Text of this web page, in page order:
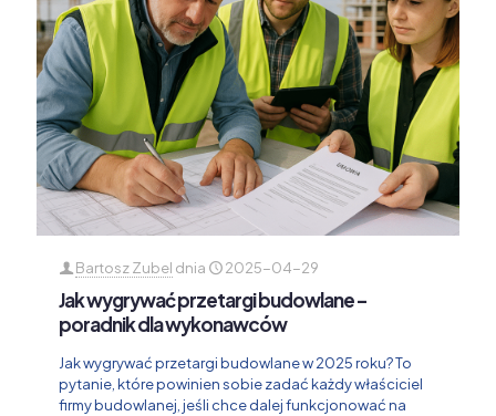
Bartosz Zubel dnia 2025-04-29
Jak wygrywać przetargi budowlane –
poradnik dla wykonawców
Jak wygrywać przetargi budowlane w 2025 roku? To
pytanie, które powinien sobie zadać każdy właściciel
firmy budowlanej, jeśli chce dalej funkcjonować na